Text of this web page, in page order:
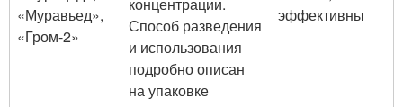
«Муравьед»,
«Гром-2»
Способ разведения
и использования
подробно описан
на упаковке
эффективны